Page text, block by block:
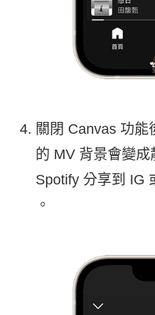
關閉 Canvas 功能
的 MV 背景會變
Spotify 分享到 IG
。